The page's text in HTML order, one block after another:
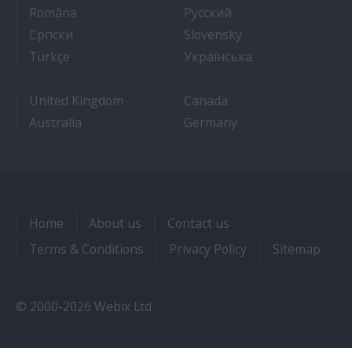
Româna- Cum sa obtii un post pe un vas de croaziera
Pyccкий- Как получить
Српски- Како до посла на броду
Slovensky- Práca na
Türkçe- Kruz Gemilerinde nasıl iş bulunur
Українська- Як
United Kingdom
Canada
Australia
Germany
Home About us
Contact us
Terms & Conditions
Privacy Policy Sitemap
© 2000-2026 Webix Ltd